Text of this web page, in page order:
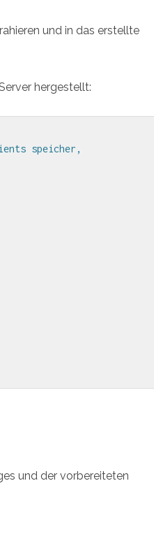
und in das erstellte
hergestellt:
speicher,
und der vorbereiteten